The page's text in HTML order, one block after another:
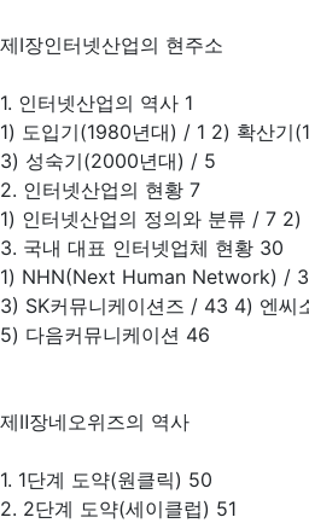
제Ⅰ장인터넷산업의 현주소
1. 인터넷산업의 역사 1
1) 도입기(1980년대) / 1 2) 확산기
3) 성숙기(2000년대) / 5
2. 인터넷산업의 현황 7
1) 인터넷산업의 정의와 분류 / 7
3. 국내 대표 인터넷업체 현황 30
1) NHN(Next Human Network) /
3) SK커뮤니케이션즈 / 43 4) 엔씨
5) 다음커뮤니케이션 46
제Ⅱ장네오위즈의 역사
1. 1단계 도약(원클릭) 50
2. 2단계 도약(세이클럽) 51